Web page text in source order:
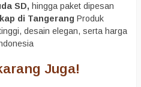
SD, hingga paket dipesan
di Tangerang Produk
desain elegan, serta harga
Juga!